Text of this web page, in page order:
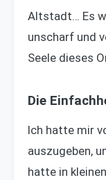
Altstadt… Es
unscharf und
Seele dieses
Die
Ich hatte mir
auszugeben,
hatte in